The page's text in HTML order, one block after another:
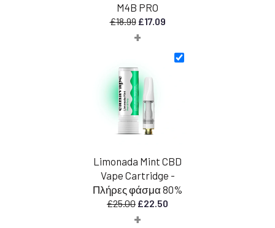
M4B PRO
£18.99 Η
αρχική
£18.99.
£17.09Η
είναι:
+
Limonada Mint CBD
Vape Cartridge -
Πλήρες φάσμα 80%
£25.00 Η
αρχική
£22.50
+